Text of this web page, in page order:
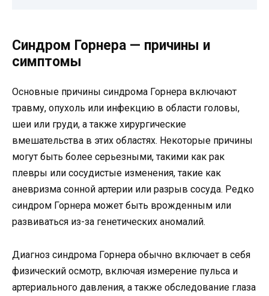
Синдром Горнера — причины и
симптомы
Основные причины синдрома Горнера включают
травму, опухоль или инфекцию в области головы,
шеи или груди, а также хирургические
вмешательства в этих областях. Некоторые причины
могут быть более серьезными, такими как рак
плевры или сосудистые изменения, такие как
аневризма сонной артерии или разрыв сосуда. Редко
синдром Горнера может быть врожденным или
развиваться из-за генетических аномалий.
Диагноз синдрома Горнера обычно включает в себя
физический осмотр, включая измерение пульса и
артериального давления, а также обследование глаза